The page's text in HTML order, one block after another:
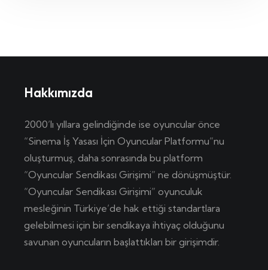
Hakkımızda
2000’lı yıllara gelindiğinde ise oyuncular önce
“Sinema İş Yasası İçin Oyuncular Platformu”nu
oluşturmuş, daha sonrasında bu platform
“Oyuncular Sendikası Girişimi” ne dönüşmüştür.
“Oyuncular Sendikası Girişimi” oyunculuk
mesleğinin Türkiye’de hak ettiği standartlara
gelebilmesi için bir sendikaya ihtiyaç olduğunu
savunan oyuncuların başlattıkları bir girişimdir.